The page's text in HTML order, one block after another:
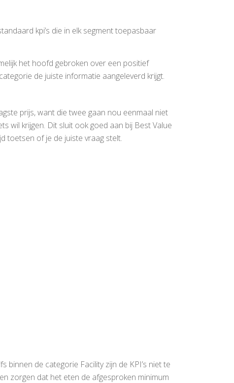
kpi’s die in elk segment toepasbaar
het hoofd gebroken over een positief
de juiste informatie aangeleverd krijgt.
prijs, want die twee gaan nou eenmaal niet
wil krijgen. Dit sluit ook goed aan bij Best Value
toetsen of je de juiste vraag stelt.
de categorie Facility zijn de KPI’s niet te
zorgen dat het eten de afgesproken minimum